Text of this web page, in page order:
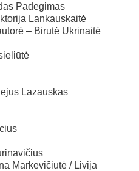
Padegimas
Lankauskaitė
– Birutė Ukrinaitė
Lazauskas
Markevičiūtė / Livija